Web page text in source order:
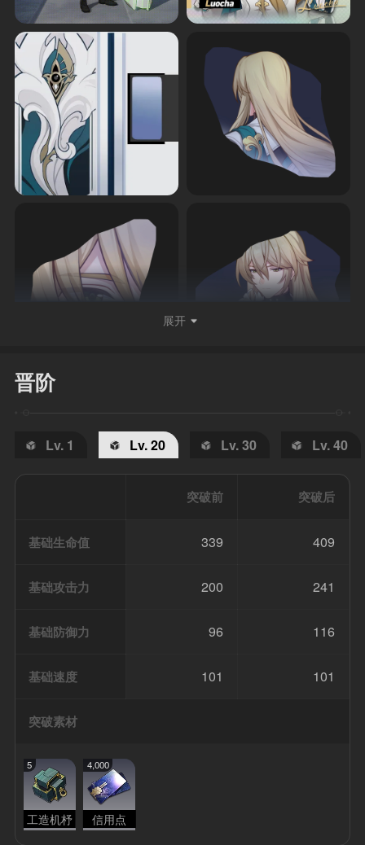
展开
晋阶
Lv. 1 Lv. 20 Lv. 30 Lv. 40
突破前 突破后
基础生命值 339 409
基础攻击力 200 241
基础防御力 96 116
基础速度 101 101
突破素材
5
工造机杼
4,000
信用点